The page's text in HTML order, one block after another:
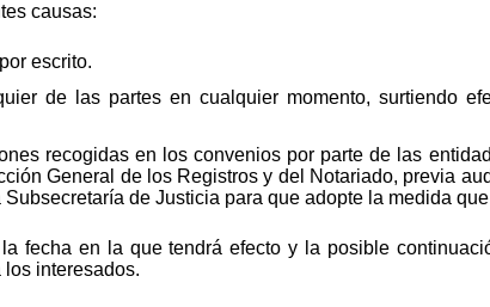
causas:
escrito.
de las partes en cualquier momento, surtiendo
recogidas en los convenios por parte de las
General de los Registros y del Notariado, previa
de Justicia para que adopte la medida
fecha en la que tendrá efecto y la posible
interesados.